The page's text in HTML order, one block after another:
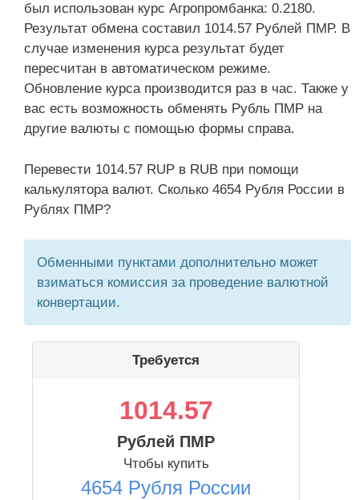
был использован курс Агропромбанка: 0.2180.
Результат обмена составил 1014.57 Рублей ПМР. В
случае изменения курса результат будет
пересчитан в автоматическом режиме.
Обновление курса производится раз в час. Также у
вас есть возможность обменять Рубль ПМР на
другие валюты с помощью формы справа.
Перевести 1014.57 RUP в RUB при помощи
калькулятора валют. Сколько 4654 Рубля России в
Рублях ПМР?
Обменными пунктами дополнительно может
взиматься комиссия за проведение валютной
конвертации.
Требуется
1014.57
Рублей ПМР
Чтобы купить
4654 Рубля России